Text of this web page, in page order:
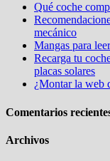
Qué coche
mecánico
Mangas para
Recarga tu
placas solares
¿Montar la web
Comentarios
Archivos